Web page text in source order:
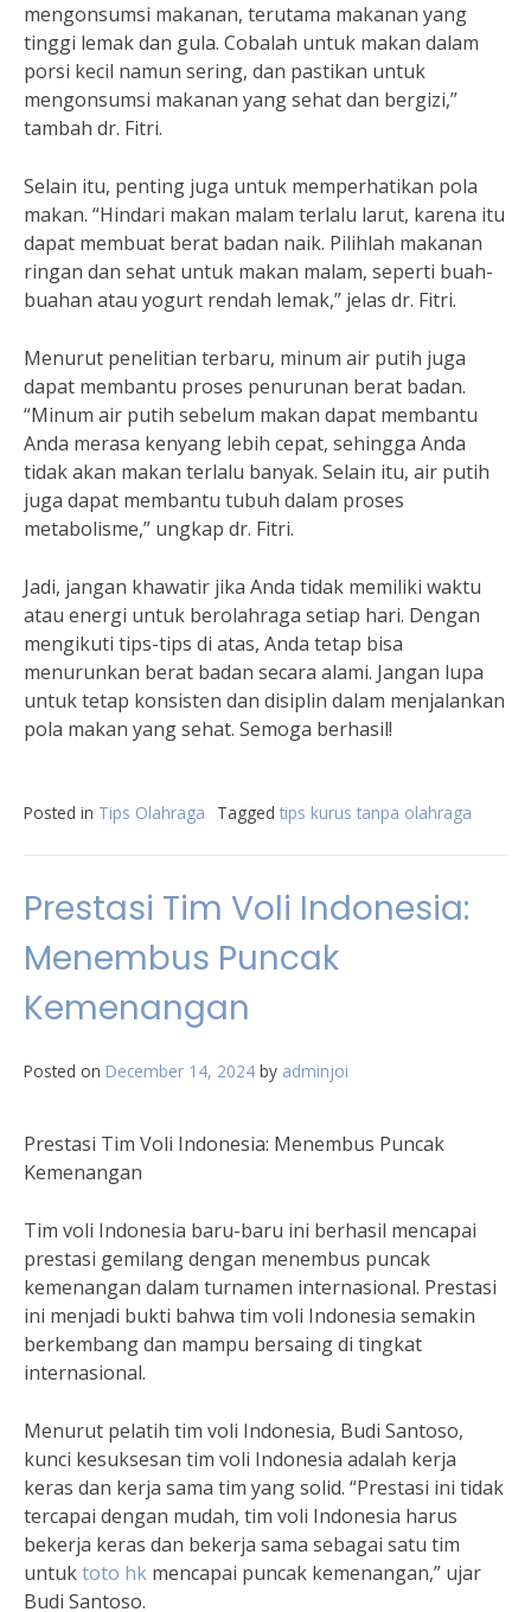
mengonsumsi makanan, terutama makanan yang
tinggi lemak dan gula. Cobalah untuk makan dalam
porsi kecil namun sering, dan pastikan untuk
mengonsumsi makanan yang sehat dan bergizi,”
tambah dr. Fitri.
Selain itu, penting juga untuk memperhatikan pola
makan. “Hindari makan malam terlalu larut, karena itu
dapat membuat berat badan naik. Pilihlah makanan
ringan dan sehat untuk makan malam, seperti buah-
buahan atau yogurt rendah lemak,” jelas dr. Fitri.
Menurut penelitian terbaru, minum air putih juga
dapat membantu proses penurunan berat badan.
“Minum air putih sebelum makan dapat membantu
Anda merasa kenyang lebih cepat, sehingga Anda
tidak akan makan terlalu banyak. Selain itu, air putih
juga dapat membantu tubuh dalam proses
metabolisme,” ungkap dr. Fitri.
Jadi, jangan khawatir jika Anda tidak memiliki waktu
atau energi untuk berolahraga setiap hari. Dengan
mengikuti tips-tips di atas, Anda tetap bisa
menurunkan berat badan secara alami. Jangan lupa
untuk tetap konsisten dan disiplin dalam menjalankan
pola makan yang sehat. Semoga berhasil!
Posted in Tips Olahraga Tagged tips kurus tanpa olahraga
Prestasi Tim Voli Indonesia:
Menembus Puncak
Kemenangan
Posted on December 14, 2024 by adminjoi
Prestasi Tim Voli Indonesia: Menembus Puncak
Kemenangan
Tim voli Indonesia baru-baru ini berhasil mencapai
prestasi gemilang dengan menembus puncak
kemenangan dalam turnamen internasional. Prestasi
ini menjadi bukti bahwa tim voli Indonesia semakin
berkembang dan mampu bersaing di tingkat
internasional.
Menurut pelatih tim voli Indonesia, Budi Santoso,
kunci kesuksesan tim voli Indonesia adalah kerja
keras dan kerja sama tim yang solid. “Prestasi ini tidak
tercapai dengan mudah, tim voli Indonesia harus
bekerja keras dan bekerja sama sebagai satu tim
untuktoto hk mencapai puncak kemenangan,” ujar
Budi Santoso.